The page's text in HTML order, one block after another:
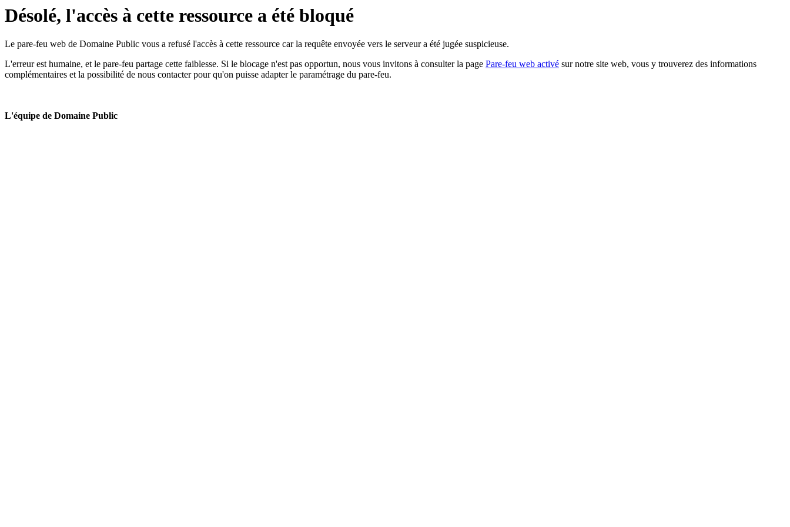
Désolé, l'accès à cette ressource a été bloqué
Le pare-feu web de Domaine Public vous a refusé l'accès à cette ressource car la requête envoyée vers le serveur a été jugée suspicieuse.
L'erreur est humaine, et le pare-feu partage cette faiblesse. Si le blocage n'est pas opportun, nous vous invitons à consulter la page Pare-feu web activé sur notre site web, vous y trouverez des informations
complémentaires et la possibilité de nous contacter pour qu'on puisse adapter le paramétrage du pare-feu.
L'équipe de Domaine Public